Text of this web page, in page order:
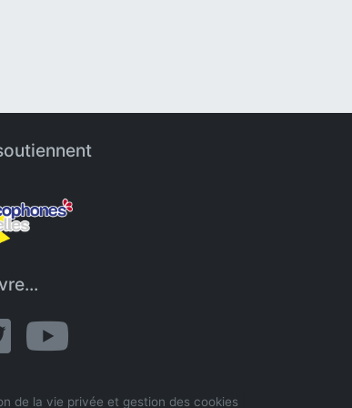
de la vie privée et gestion des cookies